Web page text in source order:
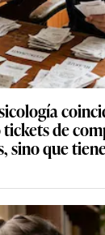
de
sino que